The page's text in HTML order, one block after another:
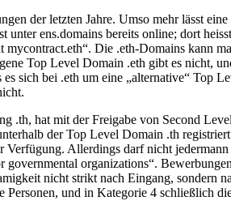
der letzten Jahre. Umso mehr lässt
ens.domains bereits online; dort
Die .eth-Domains kann
Top Level Domain .eth gibt es nicht,
sich bei .eth um eine „alternative“ Top
hat mit der Freigabe von Second
der Top Level Domain .th
Allerdings darf nicht
organizations“.
nicht strikt nach Eingang, sondern
und in Kategorie 4 schließlich